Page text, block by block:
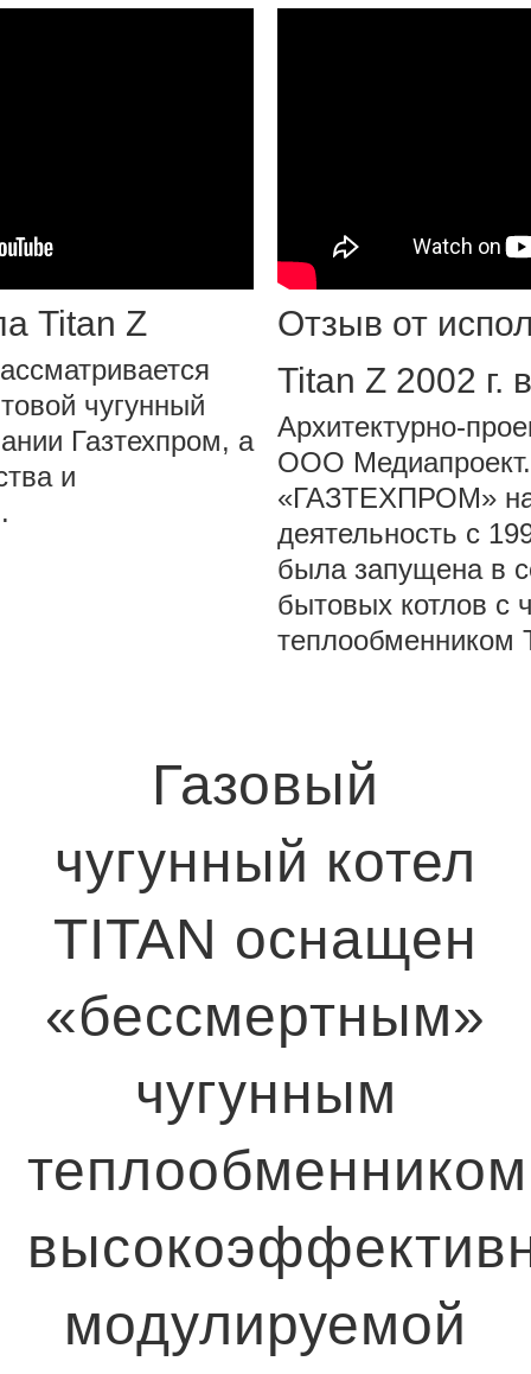
Titan Z
чугунный
Газтехпром, а
и
Отзыв от
Titan Z 2002 г.
Архитектурно-
ООО
«ГАЗТЕХПРОМ»
деятельность с
была запущена в
бытовых котлов с
Газовый
чугунный котел
TITAN оснащен
«бессмертным»
чугунным
модулируемой